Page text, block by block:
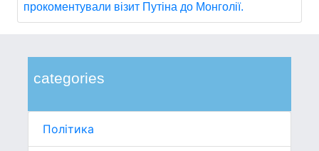
categories
Політика
прокоментували візит Путіна до Монголії.